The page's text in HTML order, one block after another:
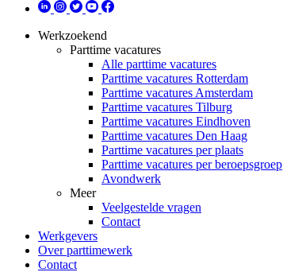
Werkzoekend
Parttime vacatures
Alle parttime vacatures
Parttime vacatures Rotterdam
Parttime vacatures Amsterdam
Parttime vacatures Tilburg
Parttime vacatures Eindhoven
Parttime vacatures Den Haag
Parttime vacatures per plaats
Parttime vacatures per beroepsgroep
Avondwerk
Meer
Veelgestelde vragen
Contact
Werkgevers
Over parttimewerk
Contact